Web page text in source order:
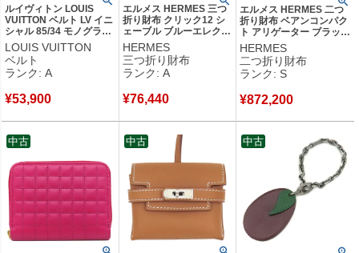
ルイヴィトン LOUIS
VUITTON ベルト LV イニ
シャル 85/34 モノグラム
キャンバス レザー モノ
グラム シルバー金具 黒
リバーシブル M9821
CA4120 【中古】中古美
LOUIS VUITTON
ベルト
ランク: A
¥53,900
エルメス HERMES 三つ
折り財布 クリック12 シ
ェーブル ブルーエレクト
リック シルバー金具 青
コンパクトウォレット C
【中古】中古美品
HERMES
三つ折り財布
ランク: A
¥76,440
エルメス HERMES 二つ
折り財布 ベアンコンパク
ト アリゲーター ブラック
シルバー金具 黒 クロコ
艶あり 2025年製 K
【箱】 【中古】未使用保
管品
HERMES
二つ折り財布
ランク: S
¥872,200
中古 中古 中古